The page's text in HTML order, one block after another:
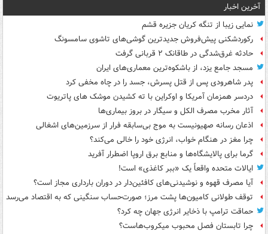
آخرین اخبار
نمایی زیبا از تنگه کریان جزیره قشم
رکوردشکنی پیش‌فروش جدیدترین گوشی‌های تاشوی سامسونگ
حادثه غرق‌شدگی در طاقانک ۲ قربانی گرفت
مسجد جامع یزد، از باشکوه‌ترین معماری‌های ایران
پدر شاهرودی پس از قتل پسرش، جسد را در چاه مخفی کرد
دردسر همزمان آمریکا و اوکراین با ته کشیدن موشک های پاتریوت
آثار مخرب مصرف الکل و سیگار در بروز بیماری‌ها
اذعان رسانه صهیونیست به موج بی‌سابقه فرار از سرزمین‌های اشغالی
چرا مغز در هنگام خواب، انرژی خود را خالی می‌کند؟
گرما برای پالایشگاه‌ها و منابع برق اروپا اضطرار آفرید
ایالات متحده واقعاً یک «ببر کاغذی» است!
آیا مصرف قهوه و نوشیدنی‌های کافئین‌دار در دوران بارداری مجاز است؟
توقف طولانی کامیون‌ها پشت مرز؛ صورت‌حساب سنگینی که به اقتصاد می‌رسد
حماقت ترامپ با ذخایر انرژی جهان چه کرد؟
چرا تابستان فصل محبوب میکروب‌هاست؟